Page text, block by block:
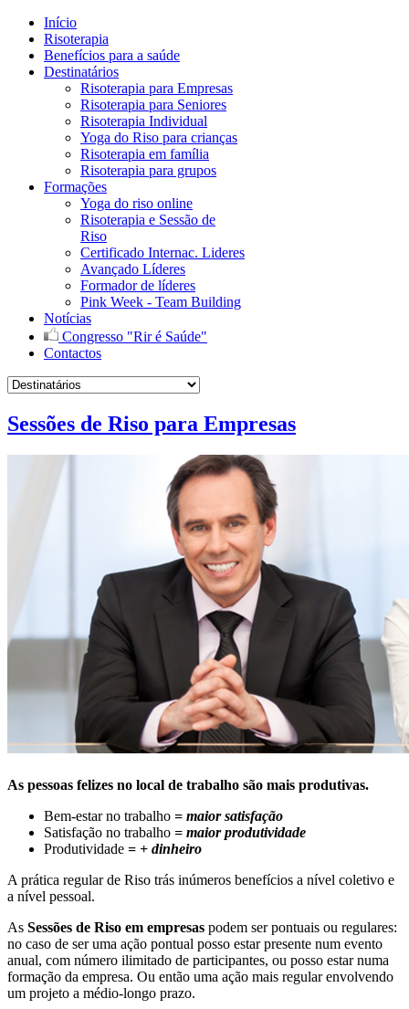
Início
Risoterapia
Benefícios para a saúde
Destinatários
Risoterapia para Empresas
Risoterapia para Seniores
Risoterapia Individual
Yoga do Riso para crianças
Risoterapia em família
Risoterapia para grupos
Formações
Yoga do riso online
Risoterapia e Sessão de
Riso
Certificado Internac. Lideres
Avançado Líderes
Formador de líderes
Pink Week - Team Building
Notícias
Congresso "Rir é Saúde"
Contactos
Sessões de Riso para Empresas
As pessoas felizes no local de trabalho são mais produtivas.
Bem-estar no trabalho = maior satisfação
Satisfação no trabalho = maior produtividade
Produtividade = + dinheiro
A prática regular de Riso trás inúmeros benefícios a nível coletivo e
a nível pessoal.
As Sessões de Riso em empresas podem ser pontuais ou regulares:
no caso de ser uma ação pontual posso estar presente num evento
anual, com número ilimitado de participantes, ou posso estar numa
formação da empresa. Ou então uma ação mais regular envolvendo
um projeto a médio-longo prazo.